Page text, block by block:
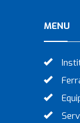
MENU